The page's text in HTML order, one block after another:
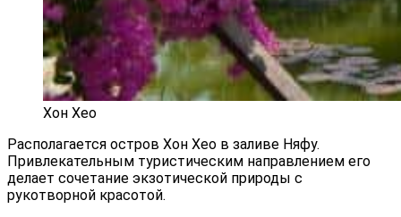
Хон Хео
Располагается остров Хон Хео в заливе Няфу.
Привлекательным туристическим направлением его
делает сочетание экзотической природы с
рукотворной красотой.